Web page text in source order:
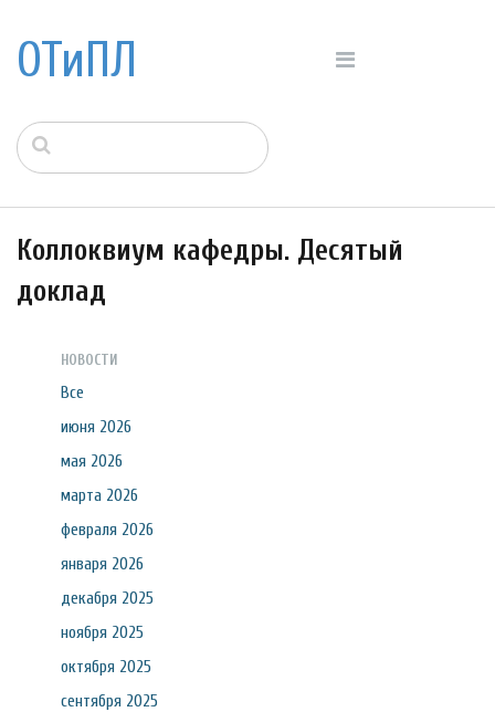
ОТиПЛ
Коллоквиум кафедры. Десятый
доклад
НОВОСТИ
Все
июня 2026
мая 2026
марта 2026
февраля 2026
января 2026
декабря 2025
ноября 2025
октября 2025
сентября 2025